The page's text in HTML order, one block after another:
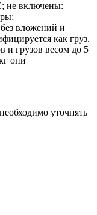
не включены:
вложений и
как груз.
и грузов весом до 5
они
уточнять